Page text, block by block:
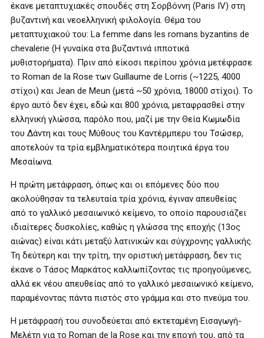
έκανε μεταπτυχιακές σπουδές στη Σορβόννη (Paris IV) στη
βυζαντινή και νεοελληνική φιλολογία. Θέμα του
μεταπτυχιακού του: La femme dans les romans byzantins de
chevalerie (Η γυναίκα στα βυζαντινά ιπποτικά
μυθιστορήματα). Πριν από είκοσι περίπου χρόνια μετέφρασε
το Roman de la Rose των Guillaume de Lorris (~1225, 4000
στίχοι) και Jean de Meun (μετά ~50 χρόνια, 18000 στίχοι). Το
έργο αυτό δεν έχει, εδώ και 800 χρόνια, μεταφρασθεί στην
ελληνική γλώσσα, παρόλο που, μαζί με την Θεία Κωμωδία
του Δάντη και τους Μύθους του Καντέρμπερυ του Τσώσερ,
αποτελούν τα τρία εμβληματικότερα ποιητικά έργα του
Μεσαίωνα.
Η πρώτη μετάφραση, όπως και οι επόμενες δύο που
ακολούθησαν τα τελευταία τρία χρόνια, έγιναν απευθείας
από το γαλλικό μεσαιωνικό κείμενο, το οποίο παρουσιάζει
ιδιαίτερες δυσκολίες, καθώς η γλώσσα της εποχής (13ος
αιώνας) είναι κάτι μεταξύ λατινικών και σύγχρονης γαλλικής.
Τη δεύτερη και την τρίτη, την οριστική μετάφραση, δεν τις
έκανε ο Τάσος Μαρκάτος καλλωπίζοντας τις προηγούμενες,
αλλά εκ νέου απευθείας από το γαλλικό μεσαιωνικό κείμενο,
παραμένοντας πάντα πιστός στο γράμμα και στο πνεύμα του.
Η μετάφρασή του συνοδεύεται από εκτεταμένη Εισαγωγή-
Μελέτη για το Roman de la Rose και την εποχή του, από τα